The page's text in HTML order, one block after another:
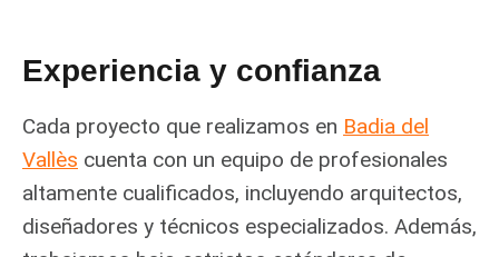
Experiencia y confianza
Cada proyecto que realizamos en Badia del
Vallès cuenta con un equipo de profesionales
altamente cualificados, incluyendo arquitectos,
diseñadores y técnicos especializados. Además,